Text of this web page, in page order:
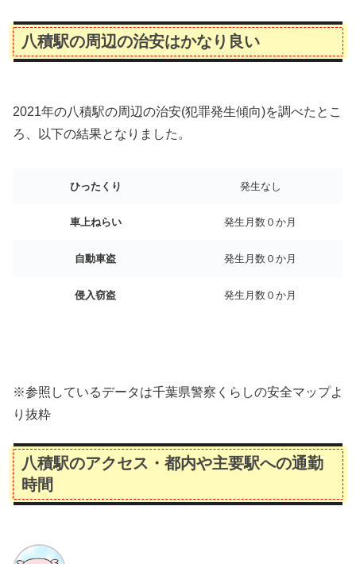
八積駅の周辺の治安はかなり良い
2021年の八積駅の周辺の治安(犯罪発生傾向)を調べたとこ
ろ、以下の結果となりました。
ひったくり 発生なし
車上ねらい 発生月数０か月
自動車盗 発生月数０か月
侵入窃盗 発生月数０か月
※参照しているデータは千葉県警察くらしの安全マップよ
り抜粋
八積駅のアクセス・都内や主要駅への通勤
時間